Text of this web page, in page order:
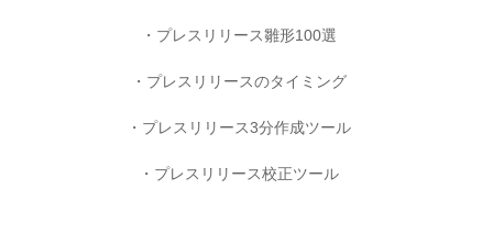
プレスリリース雛形100選
プレスリリースのタイミング
プレスリリース3分作成ツール
プレスリリース校正ツール